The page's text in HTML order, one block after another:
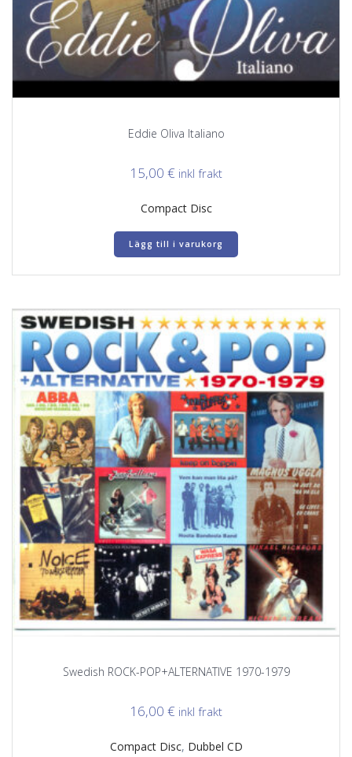
Eddie Oliva Italiano
15,00 € inkl frakt
Compact Disc
Lägg till i varukorg
Swedish ROCK-POP+ALTERNATIVE 1970-1979
16,00 € inkl frakt
Compact Disc, Dubbel CD